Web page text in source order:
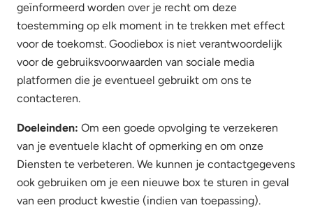
geïnformeerd worden over je recht om deze
toestemming op elk moment in te trekken met effect
voor de toekomst. Goodiebox is niet verantwoordelijk
voor de gebruiksvoorwaarden van sociale media
platformen die je eventueel gebruikt om ons te
contacteren.
Doeleinden: Om een goede opvolging te verzekeren
van je eventuele klacht of opmerking en om onze
Diensten te verbeteren. We kunnen je contactgegevens
ook gebruiken om je een nieuwe box te sturen in geval
van een product kwestie (indien van toepassing).